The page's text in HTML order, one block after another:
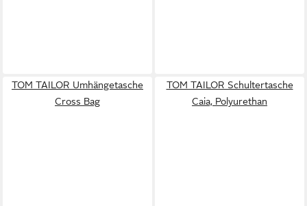
TOM TAILOR Umhängetasche
Cross Bag
TOM TAILOR Schultertasche
Caia, Polyurethan